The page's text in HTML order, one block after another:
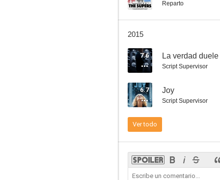
Reparto
2015
7.6 La verdad duele
Script Supervisor
6.7 Joy
Script Supervisor
Ver todo